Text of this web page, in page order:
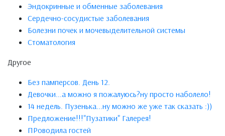
Эндокринные и обменные заболевания
Сердечно-сосудистые заболевания
Болезни почек и мочевыделительной системы
Стоматология
Другое
Без памперсов. День 12.
Девочки...а можно я пожалуюсь?ну просто наболело!
14 недель. Пузенька...ну можно же уже так сказать :))
Предложение!!!"Пузатики" Галерея!
ПРоводила гостей